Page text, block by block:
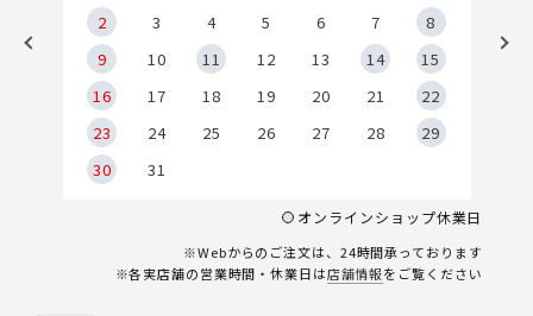
2
3 4 5 6 7
8
9
10 11 12 13 14
15
16
17 18 19 20 21
22
23
24 25 26 27 28
29
30
31
オンラインショップ休業日
※Webからのご注文は、24時間承っております
※各実店舗の営業時間・休業日は店舗情報をご覧ください